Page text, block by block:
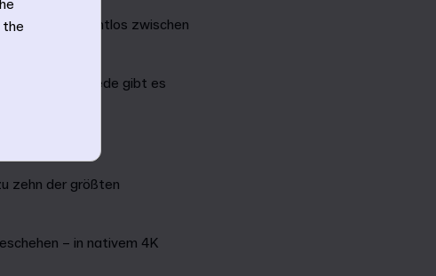
Fortschritt nahtlos zwischen
kannst.
S und X. Für jede gibt es
zehn der größten
– in nativem 4K